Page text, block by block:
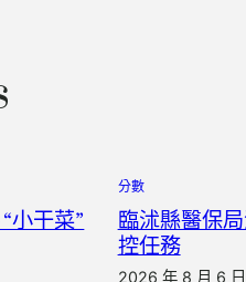
小干菜”
分數
臨沭縣醫保
控任務
2026 年 8 月 6 日